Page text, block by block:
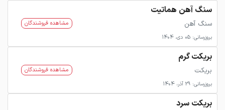
سنگ آهن هماتیت
سنگ آهن
بروزرسانی: 05 دی، 1404
مشاهده فروشندگان
بریکت گرم
بریکت
بروزرسانی: 29 آذر، 1404
مشاهده فروشندگان
بریکت سرد